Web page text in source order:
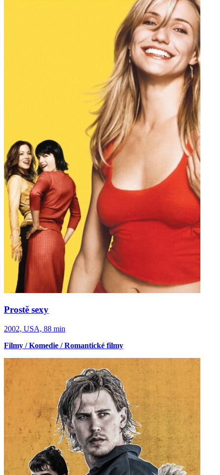
Prostě sexy
2002, USA, 88 min
Filmy / Komedie / Romantické filmy